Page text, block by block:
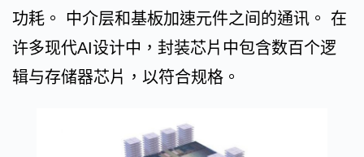
功耗。 中介层和基板加速元件之间的通讯。 在
许多现代AI设计中，封装芯片中包含数百个逻
辑与存储器芯片，以符合规格。